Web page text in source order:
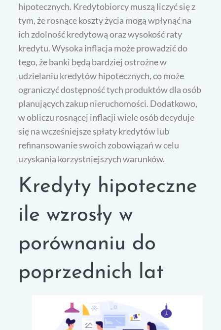
hipotecznych. Kredytobiorcy muszą liczyć się z
tym, że rosnące koszty życia mogą wpłynąć na
ich zdolność kredytową oraz wysokość raty
kredytu. Wysoka inflacja może prowadzić do
tego, że banki będą bardziej ostrożne w
udzielaniu kredytów hipotecznych, co może
ograniczyć dostępność tych produktów dla osób
planujących zakup nieruchomości. Dodatkowo,
w obliczu rosnącej inflacji wiele osób decyduje
się na wcześniejsze spłaty kredytów lub
refinansowanie swoich zobowiązań w celu
uzyskania korzystniejszych warunków.
Kredyty hipoteczne
ile wzrosły w
porównaniu do
poprzednich lat